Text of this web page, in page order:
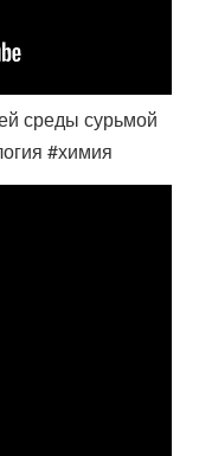
среды сурьмой
#химия